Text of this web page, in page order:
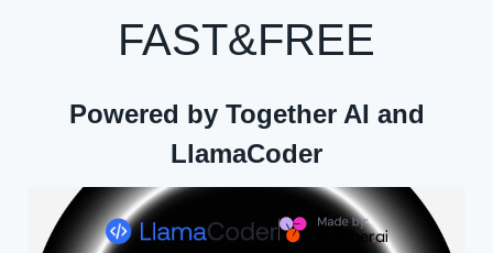
FAST&FREE
Powered by Together AI and
LlamaCoder